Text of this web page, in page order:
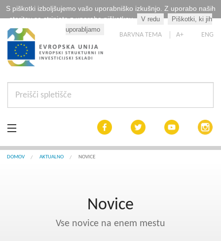
S piškotki izboljšujemo vašo uporabniško izkušnjo. Z uporabo naših
storitev se strinjate z uporabo piškotkov.
V redu
Piškotki, ki jih
uporabljamo
BARVNA TEMA A+ ENG
Aktualno
DOMOV AKTUALNO NOVICE
Novice
Vse novice na enem mestu